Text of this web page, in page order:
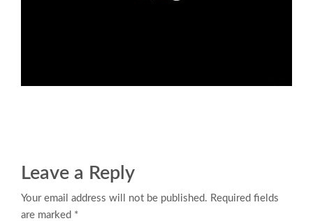
Leave a Reply
Your email address will not be published. Required fields
are marked *